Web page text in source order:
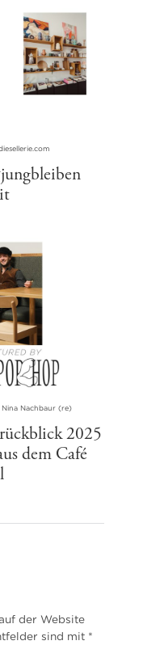
Nachbaur (re)
2025
dem Café
der Website
sind mit *